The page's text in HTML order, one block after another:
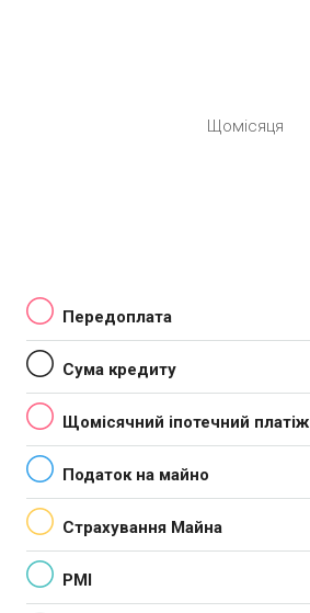
Щомісяця
Передоплата
Сума кредиту
Щомісячний іпотечний платіж
Податок на майно
Страхування Майна
PMI